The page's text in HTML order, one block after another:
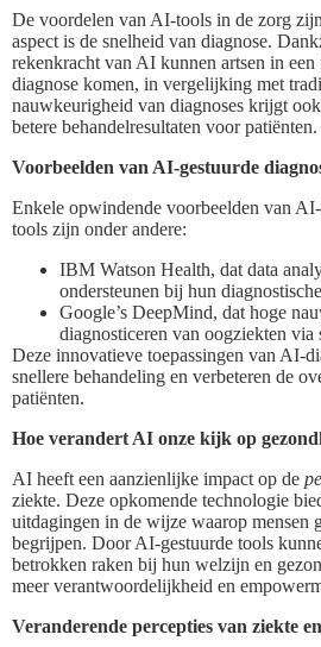
De voordelen van AI-tools in de zorg
aspect is de snelheid van diagnose.
rekenkracht van AI kunnen artsen in
diagnose komen, in vergelijking met
nauwkeurigheid van diagnoses krijgt
betere behandelresultaten voor patiënten.
Voorbeelden van AI-gestuurde
Enkele opwindende voorbeelden van
tools zijn onder andere:
IBM Watson Health, dat data
ondersteunen bij hun
Google’s DeepMind, dat hoge
diagnosticeren van oogziekten via
Deze innovatieve toepassingen van AI-
snellere behandeling en verbeteren de
patiënten.
Hoe verandert AI onze kijk op
AI heeft een aanzienlijke impact op de
ziekte. Deze opkomende technologie
uitdagingen in de wijze waarop mensen
begrijpen. Door AI-gestuurde tools
betrokken raken bij hun welzijn en
meer verantwoordelijkheid en
Veranderende percepties van ziekte